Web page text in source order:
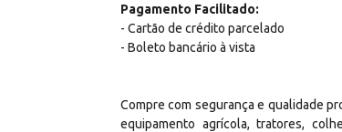
Pagamento Facilitado:
- Cartão de crédito parcelado
- Boleto bancário à vista
Compre com segurança e qualidade
equipamento agrícola, tratores,